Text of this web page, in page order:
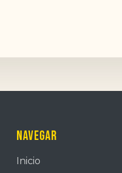
Navegar
Inicio